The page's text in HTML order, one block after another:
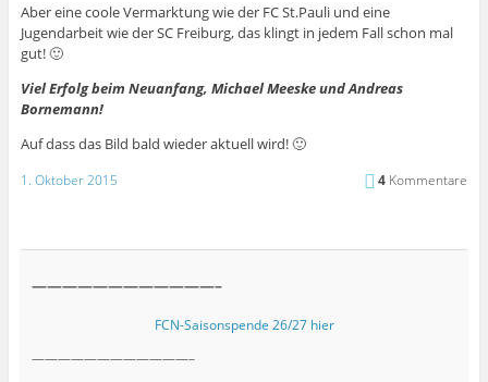
Aber eine coole Vermarktung wie der FC St.Pauli und eine
Jugendarbeit wie der SC Freiburg, das klingt in jedem Fall schon mal
gut! 🙂
Viel Erfolg beim Neuanfang, Michael Meeske und Andreas
Bornemann!
Auf dass das Bild bald wieder aktuell wird! 🙂
1. Oktober 2015 4 Kommentare
————————————–
FCN-Saisonspende 26/27 hier
————————————–